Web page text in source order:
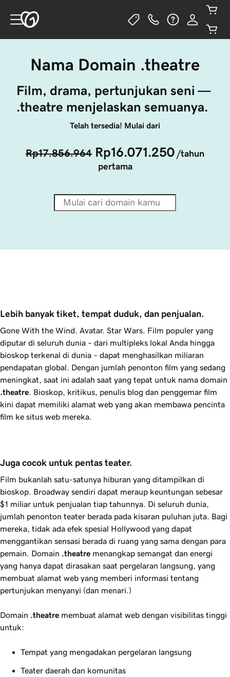
Nama Domain .theatre
Film, drama, pertunjukan seni —
Telah tersedia! Mulai dari
Rp17.856.964 Rp16.071.250 /tahun
pertama
Lebih banyak tiket, tempat duduk, dan penjualan.
Gone With the Wind. Avatar. Star Wars.
Film populer yang
diputar di seluruh dunia – dari multipleks lokal Anda hingga
bioskop terkenal di dunia – dapat menghasilkan miliaran
pendapatan global. Dengan jumlah penonton film yang sedang
meningkat, saat ini adalah saat yang tepat untuk nama domain
.theatre . Bioskop, kritikus, penulis blog dan penggemar film
kini dapat memiliki alamat web yang akan membawa pencinta
film ke situs web mereka.
Juga cocok untuk pentas teater.
Film bukanlah satu-satunya hiburan yang ditampilkan di
bioskop. Broadway sendiri dapat meraup keuntungan sebesar
$1 miliar untuk penjualan tiap tahunnya. Di seluruh dunia,
jumlah penonton teater berada pada kisaran puluhan juta. Bagi
mereka, tidak ada efek spesial Hollywood yang dapat
menggantikan sensasi berada di ruang yang sama dengan para
pemain. Domain .theatre menangkap semangat dan energi
yang hanya dapat dirasakan saat pergelaran langsung, yang
membuat alamat web yang memberi informasi tentang
pertunjukan menyanyi (dan menari.)
Domain .theatre membuat alamat web dengan visibilitas tinggi
untuk:
Tempat yang mengadakan pergelaran langsung
Teater daerah dan komunitas